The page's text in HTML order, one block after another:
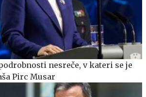
nesreče, v kateri se je
Pirc Musar